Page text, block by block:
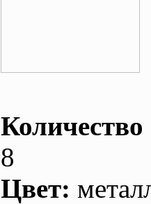
Количество
8
Цвет: